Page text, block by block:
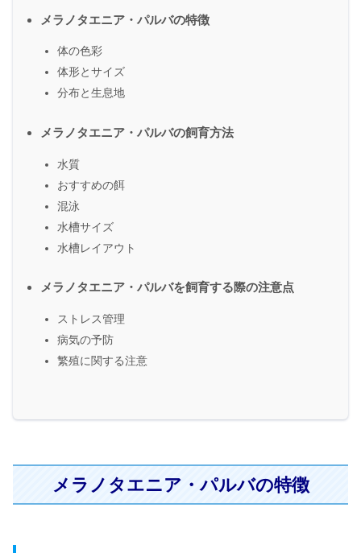
メラノタエニア・パルバの特徴
体の色彩
体形とサイズ
分布と生息地
メラノタエニア・パルバの飼育方法
水質
おすすめの餌
混泳
水槽サイズ
水槽レイアウト
メラノタエニア・パルバを飼育する際の注意点
ストレス管理
病気の予防
繁殖に関する注意
メラノタエニア・パルバの特徴